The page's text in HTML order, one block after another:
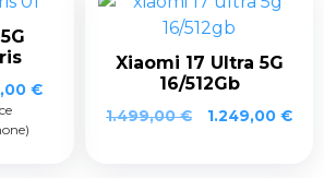
€El
Xiaomi 17 Ultra 5G
16/512Gb
1.499,00€ 1.249,00 €